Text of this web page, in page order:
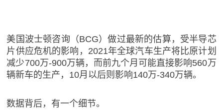
美国波士顿咨询（BCG）做过最新的估算，受半导芯
片供应危机的影响，2021年全球汽车生产将比原计划
减少700万-900万辆，而前九个月可能直接影响560万
辆新车的生产，10月以后则影响140万-340万辆。
数据背后，有一个细节。